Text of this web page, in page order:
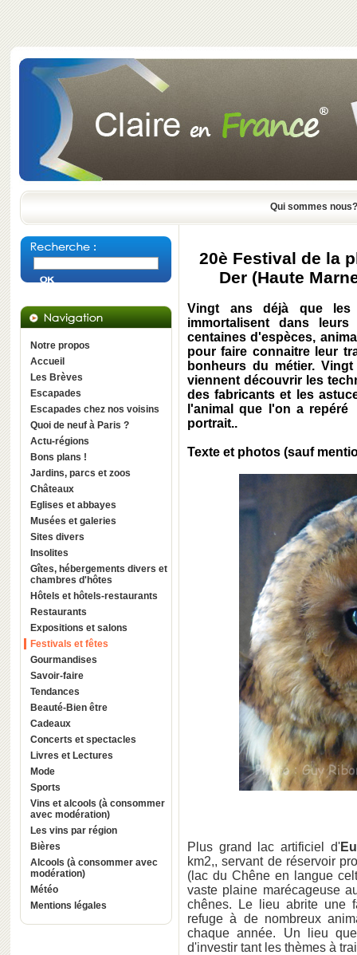
Qui sommes nous?
Notre propos
Accueil
Les Brèves
Escapades
Escapades chez nos voisins
Quoi de neuf à Paris ?
Actu-régions
Bons plans !
Jardins, parcs et zoos
Châteaux
Eglises et abbayes
Musées et galeries
Sites divers
Insolites
Gîtes, hébergements divers et
chambres d'hôtes
Hôtels et hôtels-restaurants
Restaurants
Expositions et salons
Festivals et fêtes
Gourmandises
Savoir-faire
Tendances
Beauté-Bien être
Cadeaux
Concerts et spectacles
Livres et Lectures
Mode
Sports
Vins et alcools (à consommer
avec modération)
Les vins par région
Bières
Alcools (à consommer avec
modération)
Météo
Mentions légales
20è Festival de la
Der (Haute
Vingt ans déjà que les
immortalisent dans
centaines d'espèces,
pour faire connaitre leur
bonheurs du métier.
viennent découvrir les
des fabricants et les
l'animal que l'on a
portrait..
Texte et photos (sauf
Plus grand lac artificiel d'
km2,, servant de réservoir
(lac du Chêne en langue
vaste plaine marécageuse
chênes. Le lieu abrite une
refuge à de nombreux
chaque année. Un lieu
d'investir tant les thèmes à